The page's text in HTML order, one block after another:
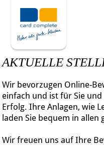
Stellenangebote
Unternehmensziele
Wie bewerbe ich mich
AKTUELLE
Wir bevorzugen Online-
einfach und ist für Sie
Erfolg. Ihre Anlagen, wie
laden Sie bequem in
Wir freuen uns auf Ihre